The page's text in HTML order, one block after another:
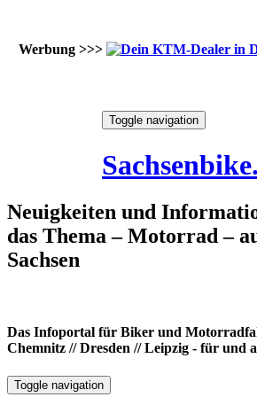
Werbung >>>
Toggle navigation
Neuigkeiten und
das Thema – Motorrad –
Sachsen
Das Infoportal für Biker und
Chemnitz // Dresden // Leipzig - für und
Toggle navigation